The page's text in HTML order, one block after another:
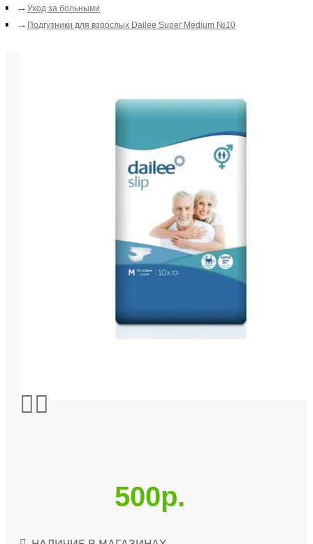
Уход за больными
Подгузники для взрослых Dailee Super Medium №10
500р.